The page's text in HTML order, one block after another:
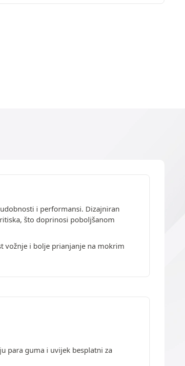
i performansi. Dizajniran
što doprinosi poboljšanom
vožnje i bolje prianjanje na mokrim
para guma i uvijek besplatni za